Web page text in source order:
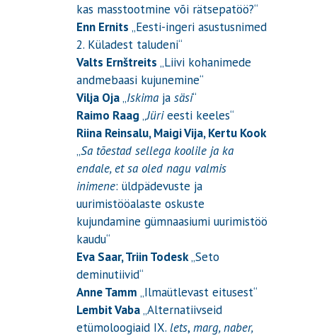
kas masstootmine või rätsepatöö?“
Enn Ernits „Eesti-ingeri asustusnimed
2. Küladest taludeni“
Valts Ernštreits „Liivi kohanimede
andmebaasi kujunemine“
Vilja Oja„Iskimaja säsi“
Raimo Raag „Jürieesti keeles“
Riina Reinsalu, Maigi Vija, Kertu Kook
„Sa tõestad sellega koolile ja ka
endale, et sa oled nagu valmis
inimene: üldpädevuste ja
uurimistööalaste oskuste
kujundamine gümnaasiumi uurimistöö
kaudu“
Eva Saar, Triin Todesk„Seto
deminutiivid“
Anne Tamm „Ilmaütlevast eitusest“
Lembit Vaba„Alternatiivseid
etümoloogiaid IX. lets, marg, naber,